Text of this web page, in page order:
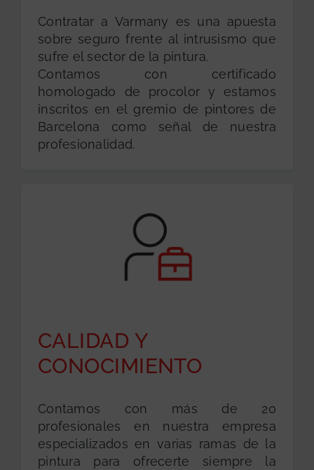
Contratar a Varmany es una apuesta
sobre seguro frente al intrusismo que
sufre el sector de la pintura.
Contamos con certificado
homologado de procolor y estamos
inscritos en el gremio de pintores de
Barcelona como señal de nuestra
profesionalidad.
CALIDAD Y
CONOCIMIENTO
Contamos con más de 20
profesionales en nuestra empresa
especializados en varias ramas de la
pintura para ofrecerte siempre la